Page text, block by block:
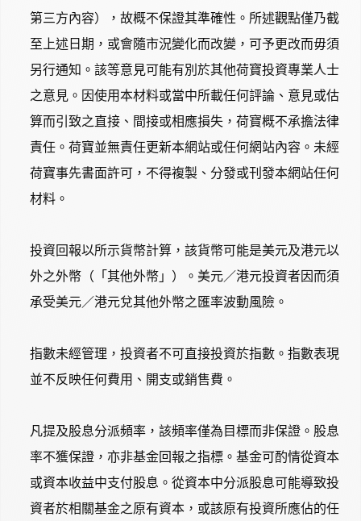
第三方內容），故概不保證其準確性。所述觀點僅乃截
至上述日期，或會隨市況變化而改變，可予更改而毋須
另行通知。該等意見可能有別於其他荷寶投資專業人士
之意見。因使用本材料或當中所載任何評論、意見或估
算而引致之直接、間接或相應損失，荷寶概不承擔法律
責任。荷寶並無責任更新本網站或任何網站內容。未經
荷寶事先書面許可，不得複製、分發或刊發本網站任何
材料。
投資回報以所示貨幣計算，該貨幣可能是美元及港元以
外之外幣（「其他外幣」）。美元／港元投資者因而須
承受美元／港元兌其他外幣之匯率波動風險。
指數未經管理，投資者不可直接投資於指數。指數表現
並不反映任何費用、開支或銷售費。
凡提及股息分派頻率，該頻率僅為目標而非保證。股息
率不獲保證，亦非基金回報之指標。基金可酌情從資本
或資本收益中支付股息。從資本中分派股息可能導致投
資者於相關基金之原有資本，或該原有投資所應佔的任